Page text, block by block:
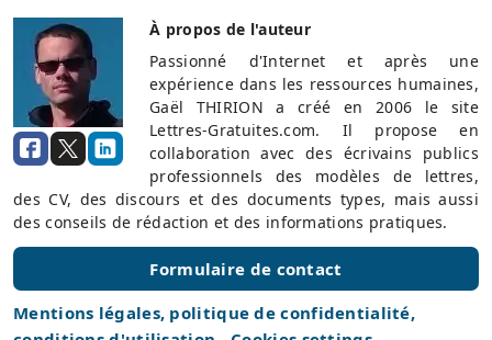
À propos de l'auteur
Passionné d'Internet et après une
expérience dans les ressources humaines,
Gaël THIRION a créé en 2006 le site
Lettres-Gratuites.com. Il propose en
collaboration avec des écrivains publics
professionnels des modèles de lettres,
des CV, des discours et des documents types, mais aussi
des conseils de rédaction et des informations pratiques.
Formulaire de contact
Mentions légales, politique de confidentialité,